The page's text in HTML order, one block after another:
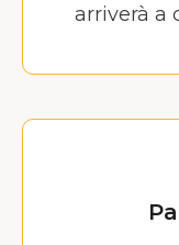
arriverà a